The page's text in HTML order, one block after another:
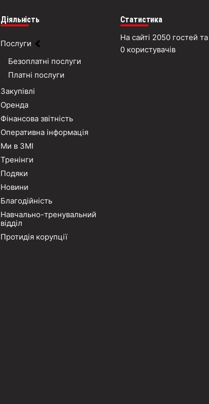
Діяльність
Послуги
Безоплатні послуги
Платні послуги
Закупівлі
Оренда
Фінансова звітність
Оперативна інформація
Ми в ЗМІ
Тренінги
Подяки
Новини
Благодійність
Навчально-тренувальний
відділ
Протидія корупції
Статистика
На сайті 2050 гостей та
0 користувачів